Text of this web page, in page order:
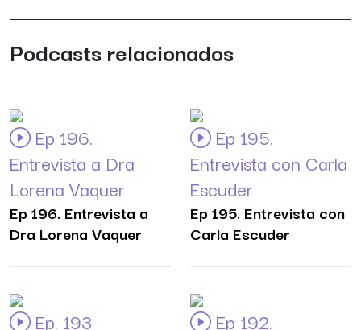
Podcasts relacionados
Ep 196.
Entrevista a Dra
Lorena Vaquer
Ep 196. Entrevista a
Dra Lorena Vaquer
Ep 195.
Entrevista con Carla
Escuder
Ep 195. Entrevista con
Carla Escuder
Ep. 193 Ep 192.